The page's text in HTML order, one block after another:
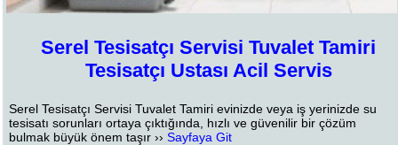
Serel Tesisatçı Servisi Tuvalet Tamiri
Tesisatçı Ustası Acil Servis
Serel Tesisatçı Servisi Tuvalet Tamiri evinizde veya iş yerinizde su
tesisatı sorunları ortaya çıktığında, hızlı ve güvenilir bir çözüm
bulmak büyük önem taşır ››Sayfaya Git